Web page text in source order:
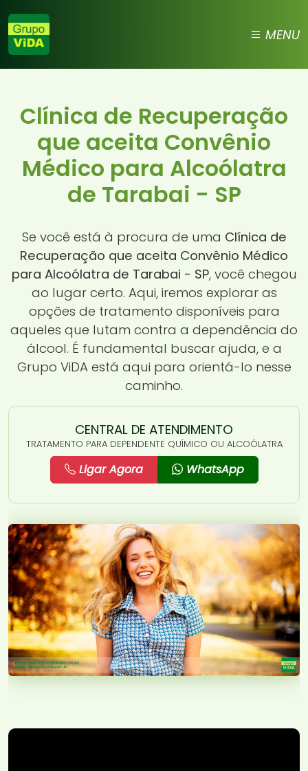
MENU
Clínica de Recuperação
que aceita Convênio
Médico para Alcoólatra
de Tarabai - SP
Se você está à procura de uma Clínica de
Recuperação que aceita Convênio Médico
para Alcoólatra de Tarabai - SP, você chegou
ao lugar certo. Aqui, iremos explorar as
opções de tratamento disponíveis para
aqueles que lutam contra a dependência do
álcool. É fundamental buscar ajuda, e a
Grupo ViDA está aqui para orientá-lo nesse
caminho.
CENTRAL DE ATENDIMENTO
TRATAMENTO PARA DEPENDENTE QUÍMICO OU ALCOÓLATRA
Ligar Agora WhatsApp